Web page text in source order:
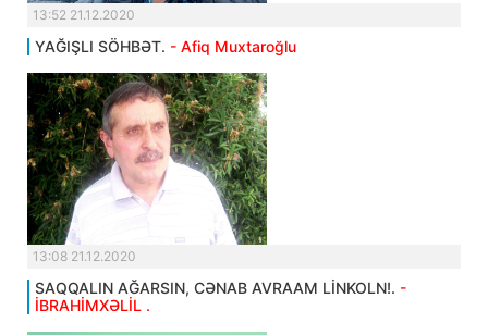
13:52 21.12.2020
YAĞIŞLI SÖHBƏT. - Afiq Muxtaroğlu
13:08 21.12.2020
SAQQALIN AĞARSIN, CƏNAB AVRAAM LİNKOLN!. -
İBRAHİMXƏLİL .